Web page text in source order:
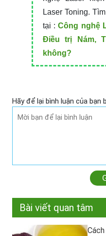
Laser Toning.
tại :Công nghệ
Điều trị Nám,
không?
Hãy để lại bình luận của bạn
Bài viết quan tâm